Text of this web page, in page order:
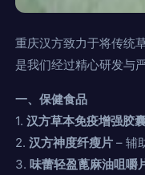
重庆汉方致力于将传统
是我们经过精心研发与
一、保健食品
1. 汉方草本免疫增强胶
2. 汉方神度纤瘦片 – 辅
3. 味蕾轻盈蓖麻油咀嚼